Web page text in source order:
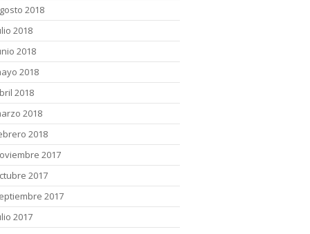
2018
2018
2018
2018
2018
2018
2018
2017
2017
2017
2017